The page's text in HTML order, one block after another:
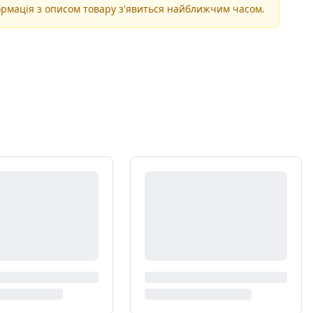
з описом товару з'явиться найближчим часом.